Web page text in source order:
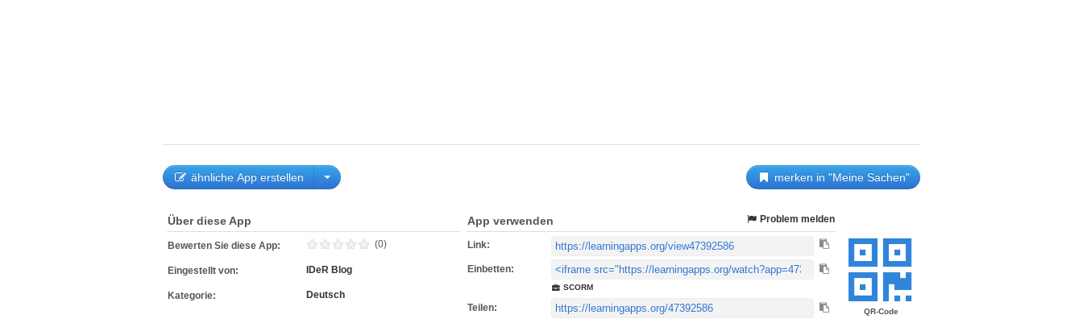
ähnliche App erstellen merken in "Meine Sachen"
QR-Code
Über diese App
Bewerten Sie diese App: (0)
Eingestellt von: IDeR Blog
Kategorie: Deutsch
App verwenden Problem melden
Link:
Einbetten:
SCORM
Teilen: